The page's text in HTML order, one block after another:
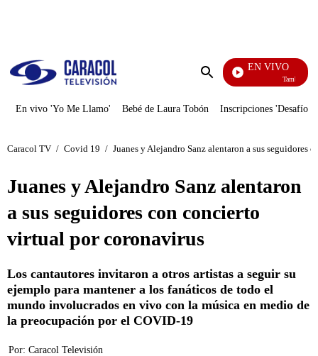
Enviar
EN VIVO
También
En vivo 'Yo Me Llamo' Bebé de Laura Tobón Inscripciones 'Desafío'
Caracol TV / Covid 19 / Juanes y Alejandro Sanz alentaron a sus seguidores
Juanes y Alejandro Sanz alentaron
a sus seguidores con concierto
virtual por coronavirus
Los cantautores invitaron a otros artistas a seguir su
ejemplo para mantener a los fanáticos de todo el
mundo involucrados en vivo con la música en medio de
la preocupación por el COVID-19
Por: Caracol Televisión